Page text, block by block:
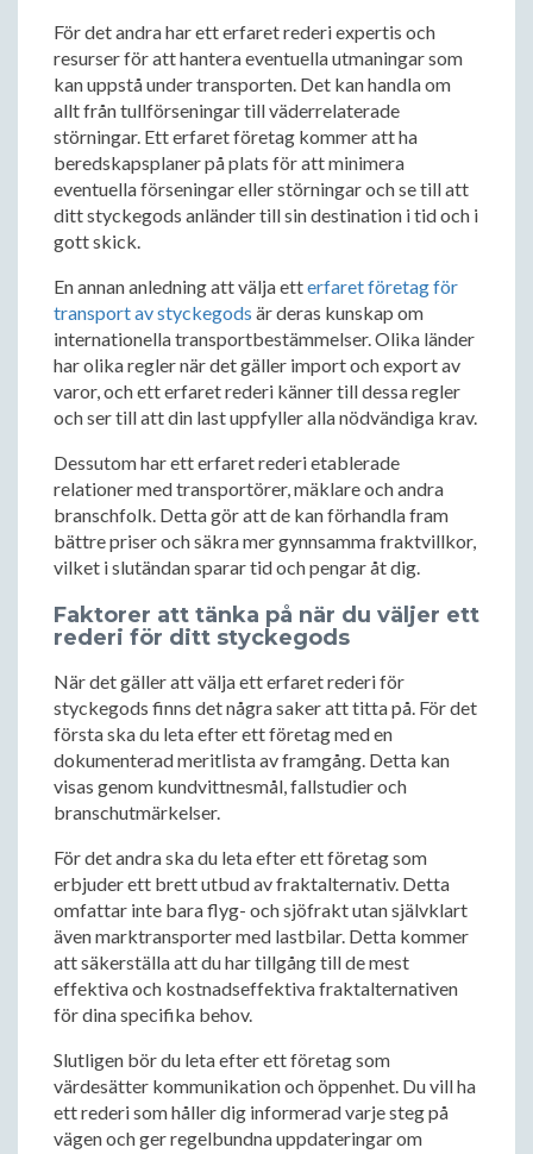
För det andra har ett erfaret rederi expertis och
resurser för att hantera eventuella utmaningar som
kan uppstå under transporten. Det kan handla om
allt från tullförseningar till väderrelaterade
störningar. Ett erfaret företag kommer att ha
beredskapsplaner på plats för att minimera
eventuella förseningar eller störningar och se till att
ditt styckegods anländer till sin destination i tid och i
gott skick.
En annan anledning att välja etterfaret företag för
transport av styckegods är deras kunskap om
internationella transportbestämmelser. Olika länder
har olika regler när det gäller import och export av
varor, och ett erfaret rederi känner till dessa regler
och ser till att din last uppfyller alla nödvändiga krav.
Dessutom har ett erfaret rederi etablerade
relationer med transportörer, mäklare och andra
branschfolk. Detta gör att de kan förhandla fram
bättre priser och säkra mer gynnsamma fraktvillkor,
vilket i slutändan sparar tid och pengar åt dig.
Faktorer att tänka på när du väljer ett
rederi för ditt styckegods
När det gäller att välja ett erfaret rederi för
styckegods finns det några saker att titta på. För det
första ska du leta efter ett företag med en
dokumenterad meritlista av framgång. Detta kan
visas genom kundvittnesmål, fallstudier och
branschutmärkelser.
För det andra ska du leta efter ett företag som
erbjuder ett brett utbud av fraktalternativ. Detta
omfattar inte bara flyg- och sjöfrakt utan självklart
även marktransporter med lastbilar. Detta kommer
att säkerställa att du har tillgång till de mest
effektiva och kostnadseffektiva fraktalternativen
för dina specifika behov.
Slutligen bör du leta efter ett företag som
värdesätter kommunikation och öppenhet. Du vill ha
ett rederi som håller dig informerad varje steg på
vägen och ger regelbundna uppdateringar om